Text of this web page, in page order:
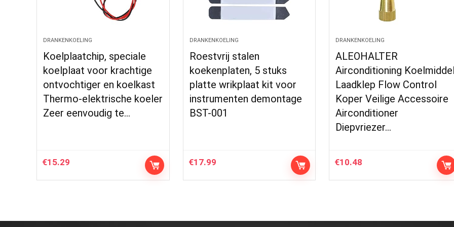
DRANKENKOELING
Koelplaatchip, speciale
koelplaat voor krachtige
ontvochtiger en koelkast
Thermo-elektrische koeler
Zeer eenvoudig te…
€15.29
DRANKENKOELING
Roestvrij stalen
koekenplaten, 5 stuks
platte wrikplaat kit voor
instrumenten demontage
BST-001
€17.99
DRANKENKOELING
ALEOHALTER
Airconditioning
Laadklep Flow Control
Koper Veilige Accessoire
Airconditioner
Diepvriezer…
€10.48